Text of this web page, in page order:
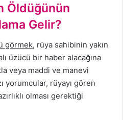
Öldüğünün
Gelir?
görmek, rüya sahibinin yakın
üzücü bir haber alacağına
veya maddi ve manevi
yorumcular, rüyayı gören
olması gerektiği